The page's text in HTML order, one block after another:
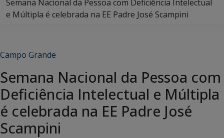
Semana Nacional da Pessoa com Deficiência Intelectual
e Múltipla é celebrada na EE Padre José Scampini
Campo Grande
Semana Nacional da Pessoa com
Deficiência Intelectual e Múltipla
é celebrada na EE Padre José
Scampini